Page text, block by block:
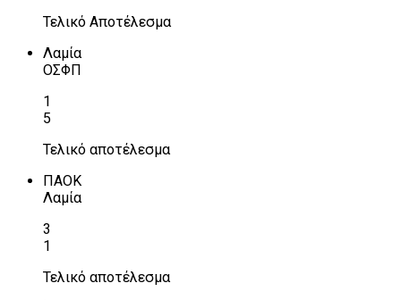
Τελικό Αποτέλεσμα
Λαμία
ΟΣΦΠ
1
5
Τελικό αποτέλεσμα
ΠΑΟΚ
Λαμία
3
1
Τελικό αποτέλεσμα